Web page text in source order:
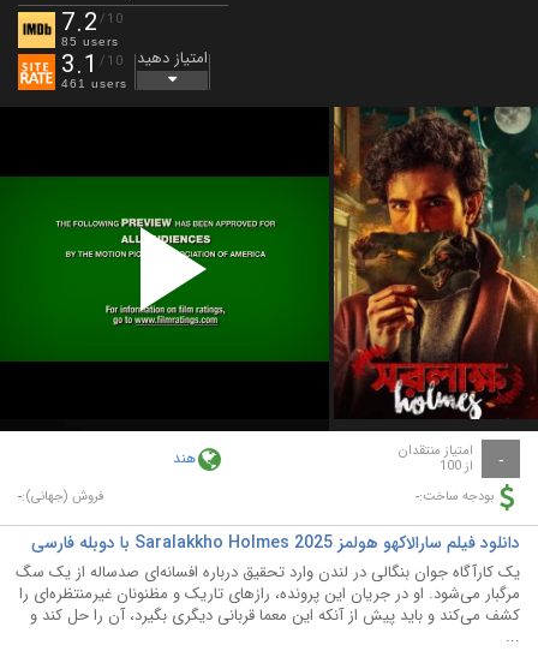
7.2 /10
85 users
3.1 /10
461 users
امتیاز دهید
Play
Video
- امتیاز منتقدان
از 100 هند
بودجه ساخت:- فروش (جهانی):-
دانلود فیلم سارا‌لاکھو هولمز Saralakkho Holmes 2025 با دوبله فارسی
یک کارآگاه جوان بنگالی در لندن وارد تحقیق درباره افسانه‌ای صدساله از یک سگ
مرگبار می‌شود. او در جریان این پرونده، رازهای تاریک و مظنونان غیرمنتظره‌ای را
کشف می‌کند و باید پیش از آنکه این معما قربانی دیگری بگیرد، آن را حل کند و
...